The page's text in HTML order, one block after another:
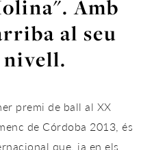
Amb
al seu
premi de ball al XX
de Córdoba 2013, és
que, ja en els